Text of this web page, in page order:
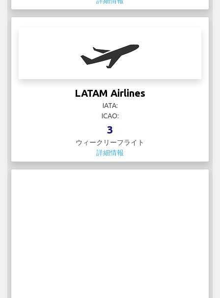
LATAM Airlines
IATA:
ICAO:
3
ウィークリーフライト
詳細情報